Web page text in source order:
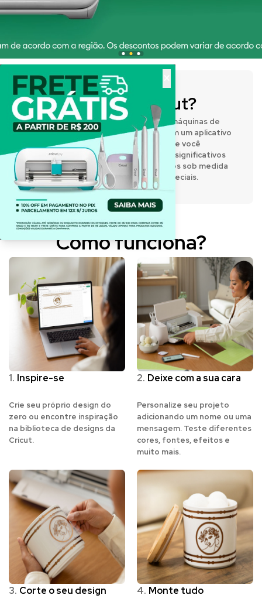
O que é a Cricut?
A Cricut® fabrica prensas térmicas e máquinas de
corte inteligentes que funcionam com um aplicativo
de design fácil de usar, permitindo que você
expresse sua criatividade e crie itens significativos
e personalizados. Desenvolva projetos sob medida
para o dia a dia e para momentos especiais.
Como funciona?
1. Inspire-se
Crie seu próprio design do
zero ou encontre inspiração
na biblioteca de designs da
Cricut.
2. Deixe com a sua cara
Personalize seu projeto
adicionando um nome ou uma
mensagem. Teste diferentes
cores, fontes, efeitos e
muito mais.
3. Corte o seu design 4. Monte tudo